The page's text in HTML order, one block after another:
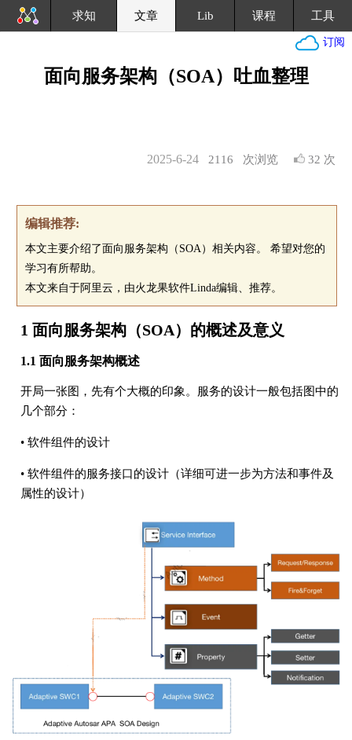
求知 文章 Lib 课程 工具
订阅
面向服务架构（SOA）吐血整理
2116 次浏览 32 次
2025-6-24
编辑推荐:
本文主要介绍了面向服务架构（SOA）相关内容。 希望对您的
学习有所帮助。
本文来自于阿里云，由火龙果软件Linda编辑、推荐。
1 面向服务架构（SOA）的概述及意义
1.1 面向服务架构概述
开局一张图，先有个大概的印象。服务的设计一般包括图中的
几个部分：
• 软件组件的设计
• 软件组件的服务接口的设计（详细可进一步为方法和事件及
属性的设计）